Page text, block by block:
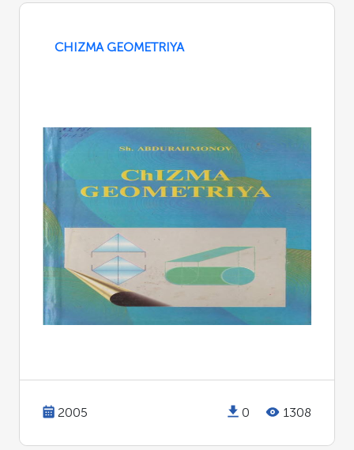
CHIZMA GEOMETRIYA
2005 0 1308